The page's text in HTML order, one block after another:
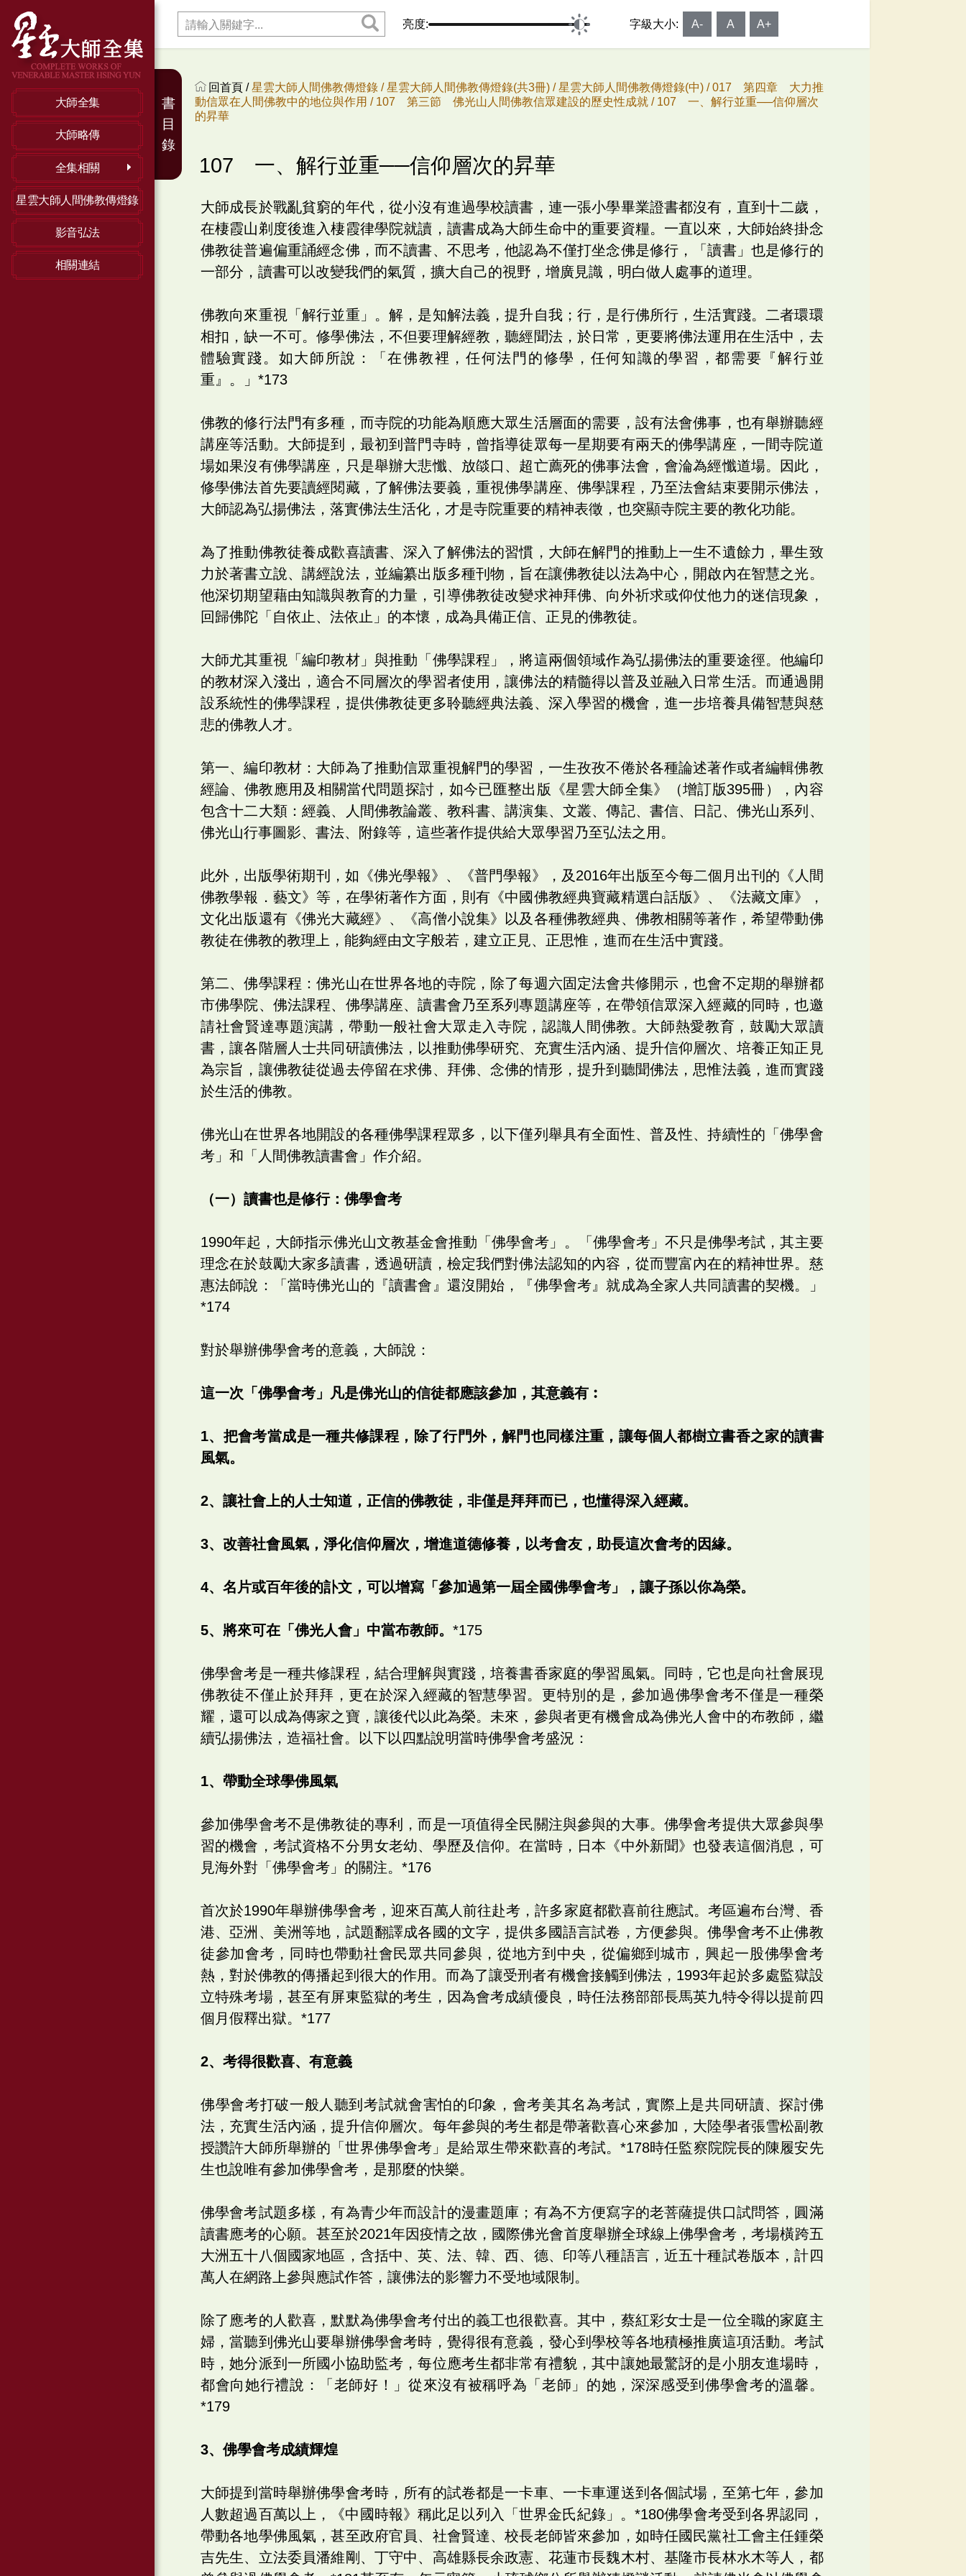
大師全集
大師略傳
全集相關
星雲大師人間佛教傳燈錄
影音弘法
相關連結
亮度: 字級大小: A- A A+
回首頁 /星雲大師人間佛教傳燈錄 /星雲大師人間佛教傳燈錄(共3冊) /星雲大師人間佛教傳燈錄(中) /017 第四章 大力推
動信眾在人間佛教中的地位與作用 / 107 第三節 佛光山人間佛教信眾建設的歷史性成就 / 107 一、解行並重──信仰層次
的昇華
107 一、解行並重──信仰層次的昇華
大師成長於戰亂貧窮的年代，從小沒有進過學校讀書，連一張小學畢業證書都沒有，直到十二歲，
在棲霞山剃度後進入棲霞律學院就讀，讀書成為大師生命中的重要資糧。一直以來，大師始終掛念
佛教徒普遍偏重誦經念佛，而不讀書、不思考，他認為不僅打坐念佛是修行，「讀書」也是修行的
一部分，讀書可以改變我們的氣質，擴大自己的視野，增廣見識，明白做人處事的道理。
佛教向來重視「解行並重」。解，是知解法義，提升自我；行，是行佛所行，生活實踐。二者環環
相扣，缺一不可。修學佛法，不但要理解經教，聽經聞法，於日常，更要將佛法運用在生活中，去
體驗實踐。如大師所說：「在佛教裡，任何法門的修學，任何知識的學習，都需要『解行並
重』。」*173
佛教的修行法門有多種，而寺院的功能為順應大眾生活層面的需要，設有法會佛事，也有舉辦聽經
講座等活動。大師提到，最初到普門寺時，曾指導徒眾每一星期要有兩天的佛學講座，一間寺院道
場如果沒有佛學講座，只是舉辦大悲懺、放燄口、超亡薦死的佛事法會，會淪為經懺道場。因此，
修學佛法首先要讀經閱藏，了解佛法要義，重視佛學講座、佛學課程，乃至法會結束要開示佛法，
大師認為弘揚佛法，落實佛法生活化，才是寺院重要的精神表徵，也突顯寺院主要的教化功能。
為了推動佛教徒養成歡喜讀書、深入了解佛法的習慣，大師在解門的推動上一生不遺餘力，畢生致
力於著書立說、講經說法，並編纂出版多種刊物，旨在讓佛教徒以法為中心，開啟內在智慧之光。
他深切期望藉由知識與教育的力量，引導佛教徒改變求神拜佛、向外祈求或仰仗他力的迷信現象，
回歸佛陀「自依止、法依止」的本懷，成為具備正信、正見的佛教徒。
大師尤其重視「編印教材」與推動「佛學課程」，將這兩個領域作為弘揚佛法的重要途徑。他編印
的教材深入淺出，適合不同層次的學習者使用，讓佛法的精髓得以普及並融入日常生活。而通過開
設系統性的佛學課程，提供佛教徒更多聆聽經典法義、深入學習的機會，進一步培養具備智慧與慈
悲的佛教人才。
第一、編印教材：大師為了推動信眾重視解門的學習，一生孜孜不倦於各種論述著作或者編輯佛教
經論、佛教應用及相關當代問題探討，如今已匯整出版《星雲大師全集》（增訂版395冊），內容
包含十二大類：經義、人間佛教論叢、教科書、講演集、文叢、傳記、書信、日記、佛光山系列、
佛光山行事圖影、書法、附錄等，這些著作提供給大眾學習乃至弘法之用。
此外，出版學術期刊，如《佛光學報》、《普門學報》，及2016年出版至今每二個月出刊的《人間
佛教學報．藝文》等，在學術著作方面，則有《中國佛教經典寶藏精選白話版》、《法藏文庫》，
文化出版還有《佛光大藏經》、《高僧小說集》以及各種佛教經典、佛教相關等著作，希望帶動佛
教徒在佛教的教理上，能夠經由文字般若，建立正見、正思惟，進而在生活中實踐。
第二、佛學課程：佛光山在世界各地的寺院，除了每週六固定法會共修開示，也會不定期的舉辦都
市佛學院、佛法課程、佛學講座、讀書會乃至系列專題講座等，在帶領信眾深入經藏的同時，也邀
請社會賢達專題演講，帶動一般社會大眾走入寺院，認識人間佛教。大師熱愛教育，鼓勵大眾讀
書，讓各階層人士共同研讀佛法，以推動佛學研究、充實生活內涵、提升信仰層次、培養正知正見
為宗旨，讓佛教徒從過去停留在求佛、拜佛、念佛的情形，提升到聽聞佛法，思惟法義，進而實踐
於生活的佛教。
佛光山在世界各地開設的各種佛學課程眾多，以下僅列舉具有全面性、普及性、持續性的「佛學會
考」和「人間佛教讀書會」作介紹。
（一）讀書也是修行：佛學會考
1990年起，大師指示佛光山文教基金會推動「佛學會考」。「佛學會考」不只是佛學考試，其主要
理念在於鼓勵大家多讀書，透過研讀，檢定我們對佛法認知的內容，從而豐富內在的精神世界。慈
惠法師說：「當時佛光山的『讀書會』還沒開始，『佛學會考』就成為全家人共同讀書的契機。」
*174
對於舉辦佛學會考的意義，大師說：
這一次「佛學會考」凡是佛光山的信徒都應該參加，其意義有︰
1、把會考當成是一種共修課程，除了行門外，解門也同樣注重，讓每個人都樹立書香之家的讀書
風氣。
2、讓社會上的人士知道，正信的佛教徒，非僅是拜拜而已，也懂得深入經藏。
3、改善社會風氣，淨化信仰層次，增進道德修養，以考會友，助長這次會考的因緣。
4、名片或百年後的訃文，可以增寫「參加過第一屆全國佛學會考」，讓子孫以你為榮。
5、將來可在「佛光人會」中當布教師。 *175
佛學會考是一種共修課程，結合理解與實踐，培養書香家庭的學習風氣。同時，它也是向社會展現
佛教徒不僅止於拜拜，更在於深入經藏的智慧學習。更特別的是，參加過佛學會考不僅是一種榮
耀，還可以成為傳家之寶，讓後代以此為榮。未來，參與者更有機會成為佛光人會中的布教師，繼
續弘揚佛法，造福社會。以下以四點說明當時佛學會考盛況：
1、帶動全球學佛風氣
參加佛學會考不是佛教徒的專利，而是一項值得全民關注與參與的大事。佛學會考提供大眾參與學
習的機會，考試資格不分男女老幼、學歷及信仰。在當時，日本《中外新聞》也發表這個消息，可
見海外對「佛學會考」的關注。*176
首次於1990年舉辦佛學會考，迎來百萬人前往赴考，許多家庭都歡喜前往應試。考區遍布台灣、香
港、亞洲、美洲等地，試題翻譯成各國的文字，提供多國語言試卷，方便參與。佛學會考不止佛教
徒參加會考，同時也帶動社會民眾共同參與，從地方到中央，從偏鄉到城市，興起一股佛學會考
熱，對於佛教的傳播起到很大的作用。而為了讓受刑者有機會接觸到佛法，1993年起於多處監獄設
立特殊考場，甚至有屏東監獄的考生，因為會考成績優良，時任法務部部長馬英九特令得以提前四
個月假釋出獄。*177
2、考得很歡喜、有意義
佛學會考打破一般人聽到考試就會害怕的印象，會考美其名為考試，實際上是共同研讀、探討佛
法，充實生活內涵，提升信仰層次。每年參與的考生都是帶著歡喜心來參加，大陸學者張雪松副教
授讚許大師所舉辦的「世界佛學會考」是給眾生帶來歡喜的考試。*178時任監察院院長的陳履安先
生也說唯有參加佛學會考，是那麼的快樂。
佛學會考試題多樣，有為青少年而設計的漫畫題庫；有為不方便寫字的老菩薩提供口試問答，圓滿
讀書應考的心願。甚至於2021年因疫情之故，國際佛光會首度舉辦全球線上佛學會考，考場橫跨五
大洲五十八個國家地區，含括中、英、法、韓、西、德、印等八種語言，近五十種試卷版本，計四
萬人在網路上參與應試作答，讓佛法的影響力不受地域限制。
除了應考的人歡喜，默默為佛學會考付出的義工也很歡喜。其中，蔡紅彩女士是一位全職的家庭主
婦，當聽到佛光山要舉辦佛學會考時，覺得很有意義，發心到學校等各地積極推廣這項活動。考試
時，她分派到一所國小協助監考，每位應考生都非常有禮貌，其中讓她最驚訝的是小朋友進場時，
都會向她行禮說：「老師好！」從來沒有被稱呼為「老師」的她，深深感受到佛學會考的溫馨。
*179
3、佛學會考成績輝煌
大師提到當時舉辦佛學會考時，所有的試卷都是一卡車、一卡車運送到各個試場，至第七年，參加
人數超過百萬以上，《中國時報》稱此足以列入「世界金氏紀錄」。*180佛學會考受到各界認同，
帶動各地學佛風氣，甚至政府官員、社會賢達、校長老師皆來參加，如時任國民黨社工會主任鍾榮
吉先生、立法委員潘維剛、丁守中、高雄縣長余政憲、花蓮市長魏木村、基隆市長林水木等人，都
書
目
錄